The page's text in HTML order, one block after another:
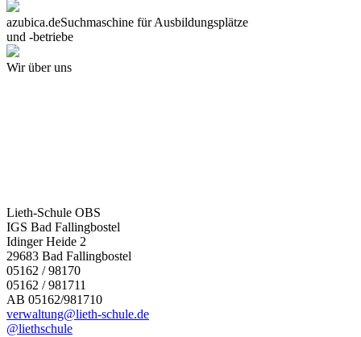
azubica.deSuchmaschine für Ausbildungsplätze
und -betriebe
Wir über uns
Lieth-Schule OBS
IGS Bad Fallingbostel
Idinger Heide 2
29683 Bad Fallingbostel
05162 / 98170
05162 / 981711
AB 05162/981710
verwaltung@lieth-schule.de
@liethschule